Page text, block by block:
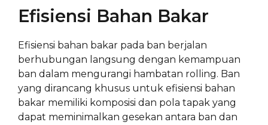
Efisiensi Bahan Bakar
Efisiensi bahan bakar pada ban berjalan
berhubungan langsung dengan kemampuan
ban dalam mengurangi hambatan rolling. Ban
yang dirancang khusus untuk efisiensi bahan
bakar memiliki komposisi dan pola tapak yang
dapat meminimalkan gesekan antara ban dan